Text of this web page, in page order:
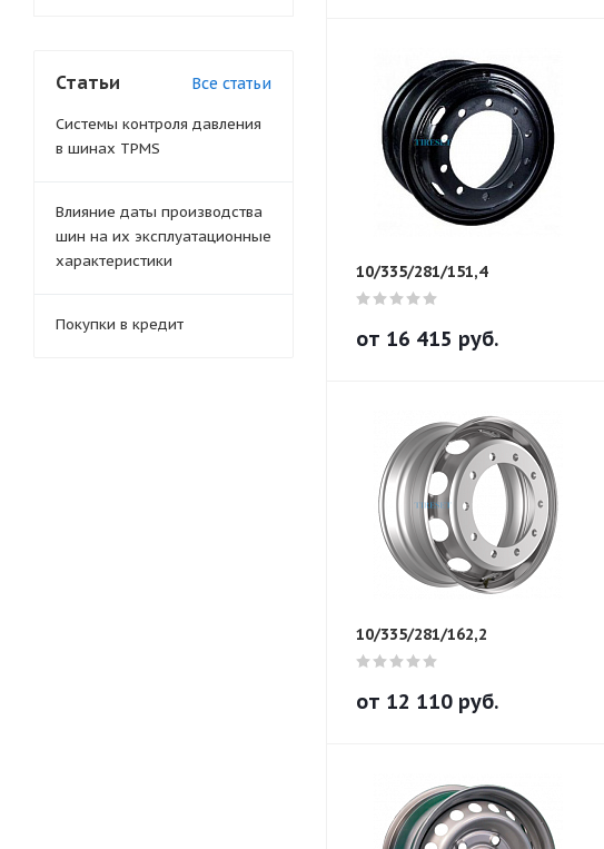
10/335/281/151,4
от 16 415 руб.
10/335/281/162,2
от 12 110 руб.
Статьи Все статьи
Системы контроля давления
в шинах TPMS
Влияние даты производства
шин на их эксплуатационные
характеристики
Покупки в кредит